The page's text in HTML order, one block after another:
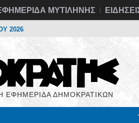
ΜΥΤΙΛΗΝΗΣ
2026
ΕΦΗΜΕΡΙΔΑ ΔΗΜΟΚΡΑΤΙΚΩΝ